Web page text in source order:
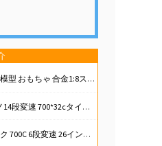
ク MTBマウンテンバイク 卓上置物 大きいサイズ (MTB)
搭載 前後キャリパーブレーキ 超軽量高炭素鋼フレーム (ホワイト)
ブレーキ 泥除け完備 男女兼用 通勤 通学 旅行 街乗り サイクリング 10 (グレー)